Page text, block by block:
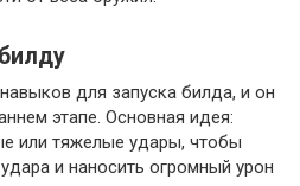
для запуска билда, и он
этапе. Основная идея:
или тяжелые удары, чтобы
и наносить огромный урон